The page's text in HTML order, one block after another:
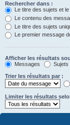
Rechercher dans :
Le titre des sujets et
Le contenu des
Le titre des sujets
Le premier message
Afficher les résultats
Messages
Sujets
Trier les résultats par :
Limiter les résultats